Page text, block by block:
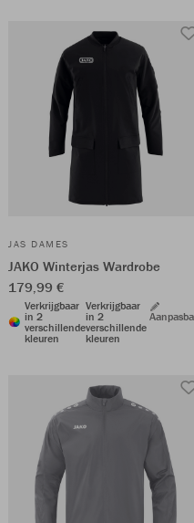
JAS DAMES
JAKO Winterjas Wardrobe
179,99 €
Verkrijgbaar
in 2
verschillende
kleuren
Verkrijgbaar
in 2
verschillende
kleuren